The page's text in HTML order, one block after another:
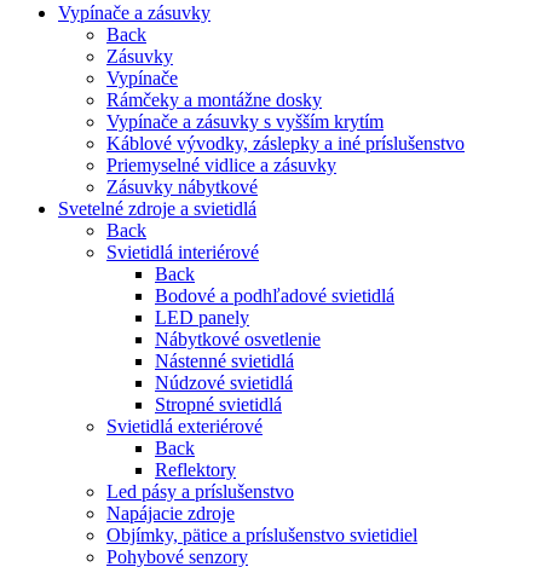
Vypínače a zásuvky
Back
Zásuvky
Vypínače
Rámčeky a montážne dosky
Vypínače a zásuvky s vyšším krytím
Káblové vývodky, záslepky a iné príslušenstvo
Priemyselné vidlice a zásuvky
Zásuvky nábytkové
Svetelné zdroje a svietidlá
Back
Svietidlá interiérové
Back
Bodové a podhľadové svietidlá
LED panely
Nábytkové osvetlenie
Nástenné svietidlá
Núdzové svietidlá
Stropné svietidlá
Svietidlá exteriérové
Back
Reflektory
Led pásy a príslušenstvo
Napájacie zdroje
Objímky, pätice a príslušenstvo svietidiel
Pohybové senzory